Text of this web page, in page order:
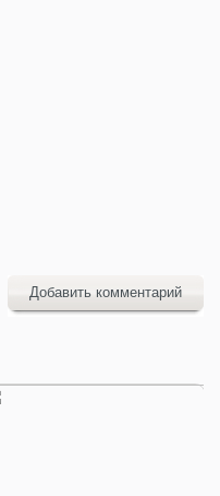
Добавить комментарий